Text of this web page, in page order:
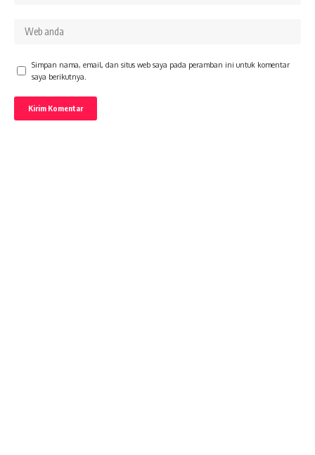
Simpan nama, email, dan situs web saya pada peramban ini untuk komentar
saya berikutnya.